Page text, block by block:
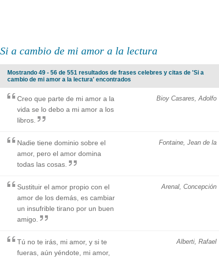
Si a cambio de mi amor a la lectura
Mostrando 49 - 56 de 551 resultados de frases celebres y citas de 'Si a
cambio de mi amor a la lectura' encontrados
Bioy Casares, Adolfo
Creo que parte de mi amor a la
vida se lo debo a mi amor a los
libros.
Fontaine, Jean de la
Nadie tiene dominio sobre el
amor, pero el amor domina
todas las cosas.
Arenal, Concepción
Sustituir el amor propio con el
amor de los demás, es cambiar
un insufrible tirano por un buen
amigo.
Alberti, Rafael
Tú no te irás, mi amor, y si te
fueras, aún yéndote, mi amor,